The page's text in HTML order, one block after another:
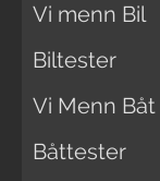
Vi menn Bil
Biltester
Vi Menn Båt
Båttester